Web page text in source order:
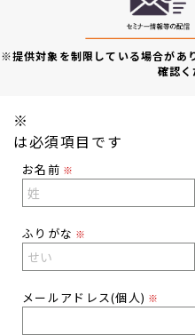
※提供対象を制限している場合があ
確認く
※
は必須項目です
お名前 ※
ふりがな ※
メールアドレス(個人) ※